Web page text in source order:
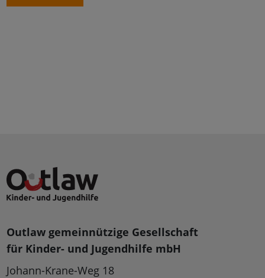
Outlaw gemeinnützige Gesellschaft
für Kinder- und Jugendhilfe mbH
Johann-Krane-Weg 18